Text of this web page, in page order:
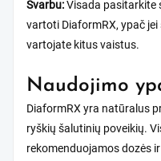
Svarbu:Visada pasitarkite
vartoti DiaformRX, ypač
vartojate kitus vaistus.
Naudojimo
DiaformRX yra natūralus
ryškių šalutinių poveikių.
rekomenduojamos dozės